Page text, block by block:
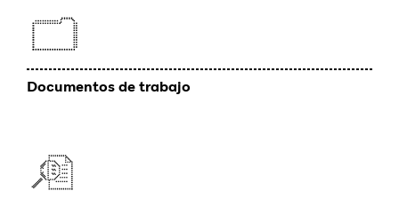
Documentos de trabajo